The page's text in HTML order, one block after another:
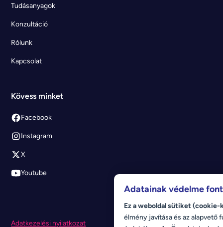
Tudásanyagok
Konzultáció
Rólunk
Kapcsolat
Kövess minket
Facebook
Instagram
X
Youtube
Adatkezelési nyilatkozat
Adatainak védelme
Ez a weboldal sütiket (cookie-
élmény javítása és az alapvető